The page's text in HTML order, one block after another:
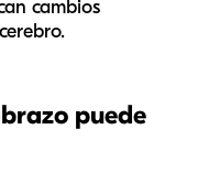
cambios
puede